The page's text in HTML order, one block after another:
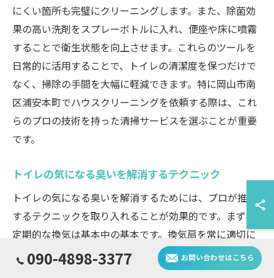
にくい箇所も完璧にクリーニングします。また、除菌効
果の高い洗剤をスプレーボトルに入れ、便座や床に噴霧
することで衛生状態を向上させます。これらのツールを
日常的に活用することで、トイレの清潔度を保つだけで
なく、掃除の手間を大幅に軽減できます。特に岡山市南
区浦安本町でハウスクリーニングを依頼する際は、これ
らのプロの技術を持った清掃サービスを選ぶことが重要
です。
トイレの気になる臭いを解消するテクニック
トイレの気になる臭いを解消するためには、プロが推奨
するテクニックを取り入れることが効果的です。まず、
定期的な換気は基本中の基本です。換気扇を常に適切に
動かし、新鮮な空気を取り入れることで、臭気のこもり
を防ぎます。また、重曹やクエン酸を用いた自然素材の
090-4898-3377 お問い合わせはこちら